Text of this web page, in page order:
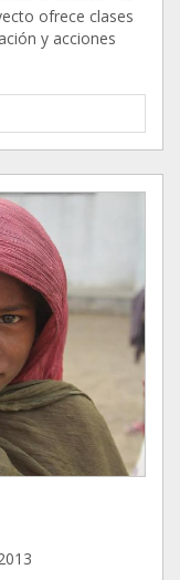
ofrece clases
y acciones